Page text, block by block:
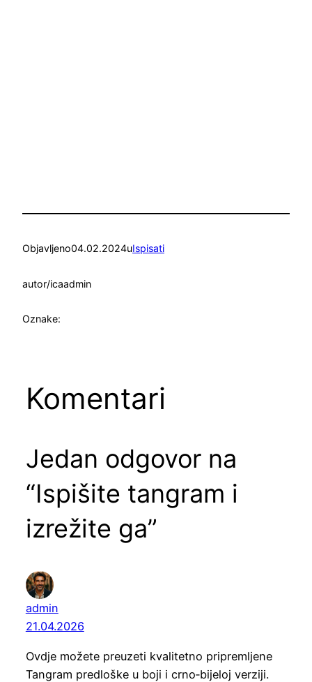
Objavljeno04.02.2024uIspisati
autor/icaadmin
Oznake:
Komentari
Jedan odgovor na
“Ispišite tangram i
izrežite ga”
admin
21.04.2026
Ovdje možete preuzeti kvalitetno pripremljene
Tangram predloške u boji i crno‑bijeloj verziji.